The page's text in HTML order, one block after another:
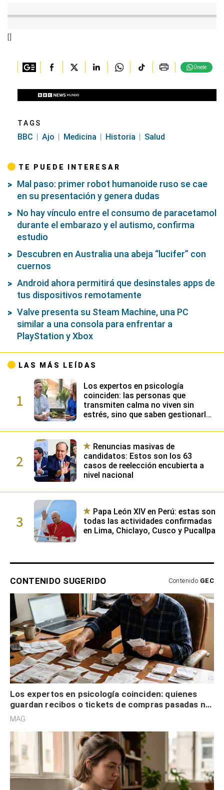
[]
Únete
TAGS
BBC Ajo Medicina Historia Salud
TE PUEDE INTERESAR
Mal paso: primer robot humanoide ruso se cae
en su presentación y genera dudas
No hay vínculo entre el consumo de paracetamol
durante el embarazo y el autismo, confirma
estudio
Descubren en Australia una abeja “lucifer” con
cuernos
Android ahora permitirá que desinstales apps de
tus dispositivos remotamente
Valve presenta su Steam Machine, una PC
similar a una consola para enfrentar a
PlayStation y Xbox
LAS MÁS LEÍDAS
1
Los expertos en psicología
coinciden: las personas que
transmiten calma no viven sin
estrés, sino que saben gestionarlo
emocional
2
Renuncias masivas de
candidatos: Estos son los 63
casos de reelección encubierta a
nivel nacional
3
Papa León XIV en Perú: estas son
todas las actividades confirmadas
en Lima, Chiclayo, Cusco y Pucallpa
CONTENIDO SUGERIDO Contenido GEC
Los expertos en psicología coinciden: quienes
guardan recibos o tickets de compras pasadas no
son acumuladores, sino que tienen necesidad de
MAG.